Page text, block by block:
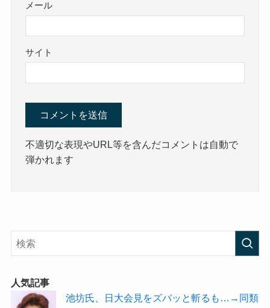
メール
サイト
不適切な表現やURL等を含んだコメントは自動で
弾かれます
人気記事
池坊氏、日大会見をズバッと斬るも…→同類